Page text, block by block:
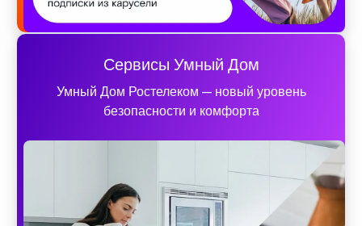
Сервисы Умный Дом
Умный Дом Ростелеком — новый уровень
безопасности и комфорта